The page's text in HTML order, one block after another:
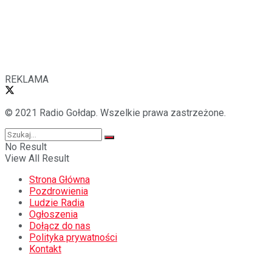
REKLAMA
© 2021 Radio Gołdap. Wszelkie prawa zastrzeżone.
No Result
View All Result
Strona Główna
Pozdrowienia
Ludzie Radia
Ogłoszenia
Dołącz do nas
Polityka prywatności
Kontakt